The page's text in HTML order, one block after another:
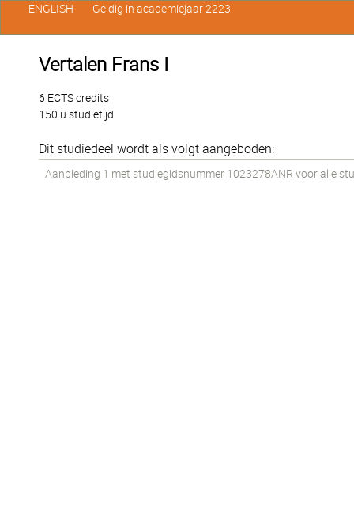
Vertalen Frans I
6 ECTS credits
150 u studietijd
Dit studiedeel wordt als volgt aangeboden:
Aanbieding 1 met studiegidsnummer 1023278ANR voor alle
ENGLISH Geldig in academiejaar 2223